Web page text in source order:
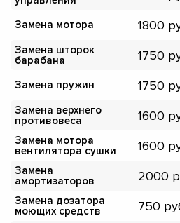
Замена мотора 1800
Замена шторок
барабана
1750
Замена пружин 1750
Замена верхнего
противовеса
1600
Замена мотора
вентилятора сушки
1600
Замена
амортизаторов
2000
Замена дозатора
моющих средств
750